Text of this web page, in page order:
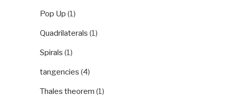
Pop Up (1)
Quadrilaterals (1)
Spirals (1)
tangencies (4)
Thales theorem (1)